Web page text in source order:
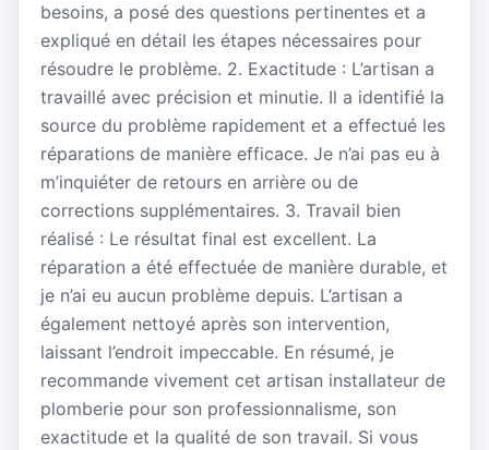
besoins, a posé des questions pertinentes et a
expliqué en détail les étapes nécessaires pour
résoudre le problème. 2. Exactitude : L’artisan a
travaillé avec précision et minutie. Il a identifié la
source du problème rapidement et a effectué les
réparations de manière efficace. Je n’ai pas eu à
m’inquiéter de retours en arrière ou de
corrections supplémentaires. 3. Travail bien
réalisé : Le résultat final est excellent. La
réparation a été effectuée de manière durable, et
je n’ai eu aucun problème depuis. L’artisan a
également nettoyé après son intervention,
laissant l’endroit impeccable. En résumé, je
recommande vivement cet artisan installateur de
plomberie pour son professionnalisme, son
exactitude et la qualité de son travail. Si vous